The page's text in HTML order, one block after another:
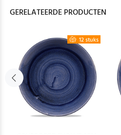
GERELATEERDE PRODUCTEN
12 stuks